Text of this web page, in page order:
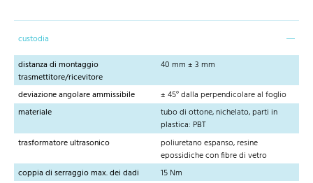
custodia
distanza di montaggio
trasmettitore/ricevitore
40 mm ± 3 mm
deviazione angolare ammissibile
± 45° dalla perpendicolare al foglio
materiale
tubo di ottone, nichelato, parti in
plastica: PBT
trasformatore ultrasonico
poliuretano espanso, resine
epossidiche con fibre di vetro
coppia di serraggio max. dei dadi
15 Nm